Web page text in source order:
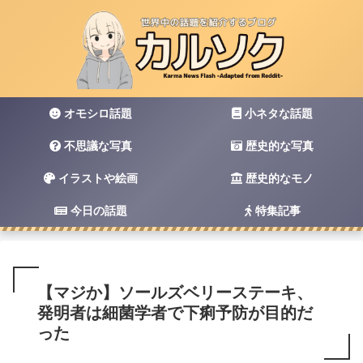
オモシロ話題 小ネタな話題
不思議な写真 歴史的な写真
イラストや絵画 歴史的なモノ
今日の話題 特集記事
【マジか】ソールズベリーステーキ、
発明者は細菌学者で下痢予防が目的だ
った